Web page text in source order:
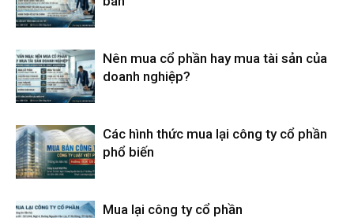
Nên mua cổ phần hay mua tài sản của
doanh nghiệp?
Các hình thức mua lại công ty cổ phần
phổ biến
Mua lại công ty cổ phần